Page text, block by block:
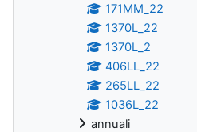
171MM_22
1370L_22
1370L_2
406LL_22
265LL_22
1036L_22
annuali